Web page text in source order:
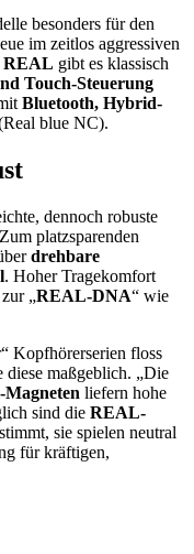
besonders für den
im zeitlos aggressiven
REAL gibt es klassisch
Touch-Steuerung
Bluetooth, Hybrid-
blue NC).
dennoch robuste
platzsparenden
drehbare
. Hoher Tragekomfort
„REAL-DNA“ wie
Kopfhörerserien floss
maßgeblich. „Die
Magneten liefern hohe
sind die REAL-
sie spielen neutral
für kräftigen,